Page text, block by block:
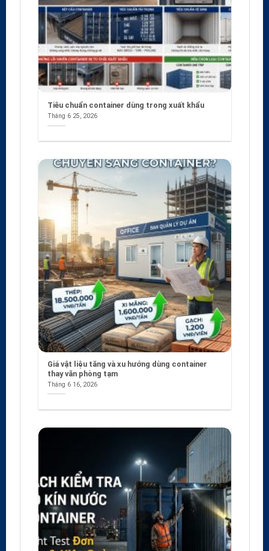
Tiêu chuẩn container dùng trong xuất khẩu
Tháng 6 25, 2026
Giá vật liệu tăng và xu hướng dùng container
thay văn phòng tạm
Tháng 6 16, 2026